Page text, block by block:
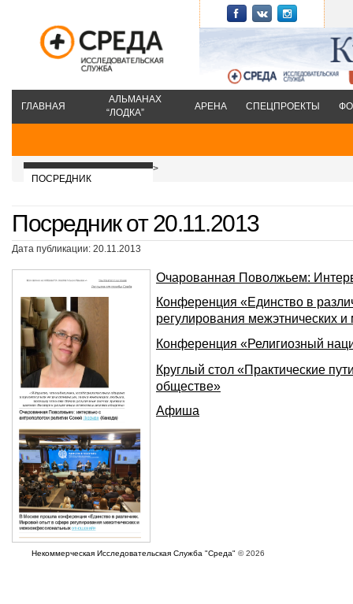
ГЛАВНАЯ
АЛЬМАНАХ
“ЛОДКА”
АРЕНА СПЕЦПРОЕКТЫ
ПОСРЕДНИК
>
Посредник от 20.11.2013
Дата публикации: 20.11.2013
Очарованная Поволжьем:
Конференция «Единство в
регулирования межэтнических
Конференция «Религиозный
Круглый стол «Практические
обществе»
Афиша
Некоммерческая Исследовательская Служба "Среда" © 2026